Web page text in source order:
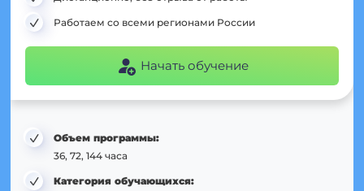
Работаем со всеми регионами России
Начать обучение
Объем программы:
36, 72, 144 часа
Категория обучающихся: